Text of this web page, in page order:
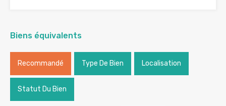
Biens équivalents
Recommandé Type De Bien Localisation
Statut Du Bien